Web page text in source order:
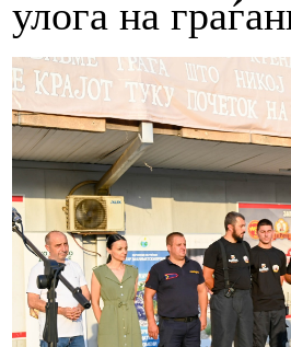
улога на